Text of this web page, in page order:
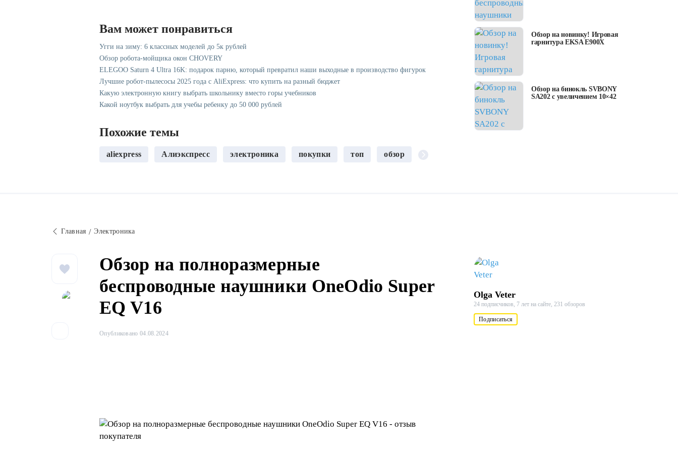
Вам может понравиться
Угги на зиму: 6 классных моделей до 5к рублей
Обзор робота-мойщика окон CHOVERY
ELEGOO Saturn 4 Ultra 16K: подарок парню, который превратил наши выходные в производство фигурок
Лучшие робот-пылесосы 2025 года с AliExpress: что купить на разный бюджет
Какую электронную книгу выбрать школьнику вместо горы учебников
Какой ноутбук выбрать для учебы ребенку до 50 000 рублей
Похожие темы
aliexpress Алиэкспресс электроника покупки топ обзор oтзыв
Обзор на новинку! Игровая
гарнитура EKSA E900X
Обзор на бинокль SVBONY
SA202 с увеличением 10×42
Главная Электроника
Обзор на полноразмерные
беспроводные наушники OneOdio Super
EQ V16
Опубликовано 04.08.2024
Olga Veter
24 подписчиков, 7 лет на сайте, 231 обзоров
Подписаться